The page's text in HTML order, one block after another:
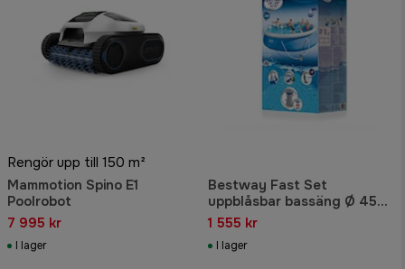
Rengör upp till 150 m²
Mammotion Spino E1
Poolrobot
7 995 kr
I lager
Bestway Fast Set
uppblåsbar bassäng Ø 457
x 84 cm. 9.677 liter
1 555 kr
I lager